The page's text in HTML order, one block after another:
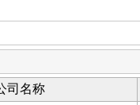
司名称